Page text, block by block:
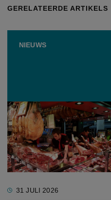
GERELATEERDE ARTIKELS
NIEUWS
Kwaliteit blijft sterkste
van Europese voeding,
duurzaamheid veel
31 JULI 2026